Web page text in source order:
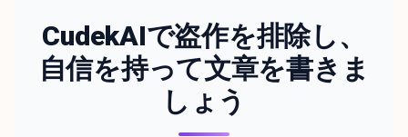
CudekAIで盗作を排除し、
自信を持って文章を書きま
しょう